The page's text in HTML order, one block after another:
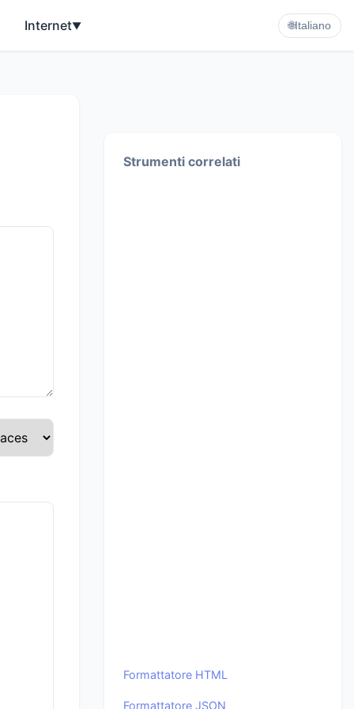
Internet▼ 🌐Italiano
Strumenti correlati
Formattatore HTML
Formattatore JSON